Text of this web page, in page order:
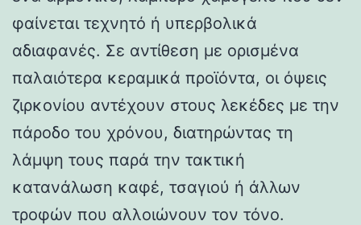
φαίνεται τεχνητό ή υπερβολικά
αδιαφανές. Σε αντίθεση με ορισμένα
παλαιότερα κεραμικά προϊόντα, οι όψεις
ζιρκονίου αντέχουν στους λεκέδες με την
πάροδο του χρόνου, διατηρώντας τη
λάμψη τους παρά την τακτική
κατανάλωση καφέ, τσαγιού ή άλλων
τροφών που αλλοιώνουν τον τόνο.